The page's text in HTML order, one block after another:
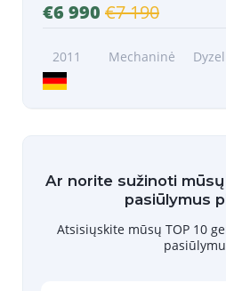
€6 990 €7 190
2011 Mechaninė
Ar norite sužinoti
pasiūlymus
Atsisiųskite mūsų TOP 10